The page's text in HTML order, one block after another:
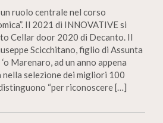
ruolo centrale nel corso
Il 2021 di INNOVATIVE si
Cellar door 2020 di Decanto. Il
Scicchitano, figlio di Assunta
Marenaro, ad un anno appena
selezione dei migliori 100
“per riconoscere […]